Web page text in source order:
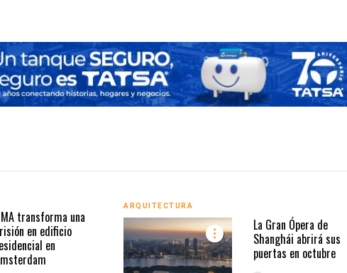
transforma una
en edificio
en
ARQUITECTURA
La Gran Ópera de
Shanghái abrirá sus
puertas en octubre